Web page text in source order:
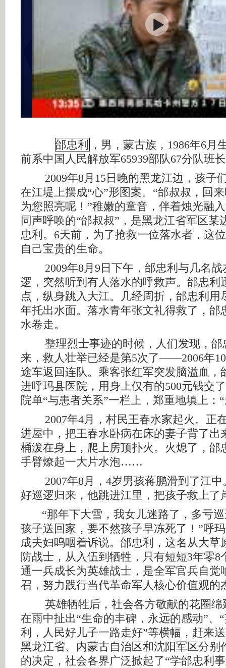
邰忠利
，男，蒙古族，1986年6月
前系中国人民解放军65939部队67分队班
2009年8月15日晚的黑龙江边，孩子
在江堤上摆成“心”形图案。“邰叔叔，回
为您照亮呢！”稚嫩的童音，伴着烛光融
同声呼唤的“邰叔叔”，是黑龙江省军区某
忠利。6天前，为了抢救一位落水者，这
自己宝贵的生命。
2009年8月9日下午，邰忠利与几名战
逻，突然听到有人落水的呼救声。邰忠利
点，纵身跳入大江。几经周折，邰忠利用
年托出水面。落水青年张文礼得救了，邰
水卷走。
整理烈士事迹的时候，人们发现，邰
来，救人壮举已经是第5次了——2006年
途车返回连队。乘客张红军突发脑溢血，
进呼玛县医院，用身上仅有的500元钱交
院单“与患者关系”一栏上，郑重地填上：
2007年4月，村民王春水家起火。正
进屋中，把王春水卧病在床的妻子背了出
桶泼在身上，爬上房顶扑火。火熄了，邰
手臂燎起一大片水泡……
2007年8月，4岁男孩蒋鹏滑到了江中
好巡逻归来，他跳进江里，把孩子救上了
“那年下大雪，我女儿迷路了，多亏巡
孩子送回家，要不然孩子早冻死了！”呼
成夫妇呜咽着诉说。邰忠利，这名从大草
防战士，从入伍到牺牲，只有短短3年零8
通一兵成长为英雄战士，是全军官兵自觉
召，努力践行当代革命军人核心价值观的
英雄牺牲后，社会各方敬献的花圈绵
在雨中扯出“生命的丰碑，永远的感动”、
利，人民好儿子一路走好”等横幅，赶来
黑龙江省、内蒙古自治区和沈阳军区分别
的决定，社会各界广泛掀起了“学邰忠利